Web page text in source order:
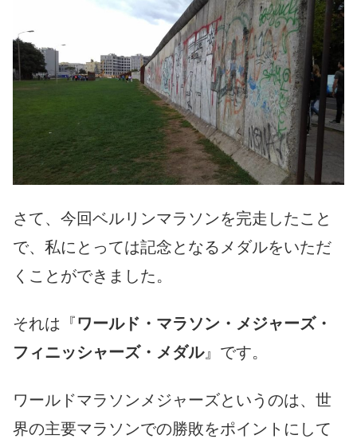
さて、今回ベルリンマラソンを完走したこと
で、私にとっては記念となるメダルをいただ
くことができました。
それは『ワールド・マラソン・メジャーズ・
フィニッシャーズ・メダル』です。
ワールドマラソンメジャーズというのは、世
界の主要マラソンでの勝敗をポイントにして